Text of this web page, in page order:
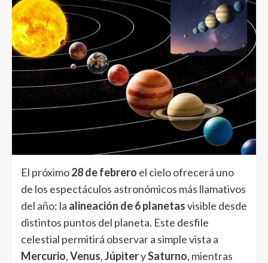
El próximo28 de febrero el cielo ofrecerá uno
de los espectáculos astronómicos más llamativos
del año: la alineación de 6 planetasvisible desde
distintos puntos del planeta. Este desfile
celestial permitirá observar a simple vista a
Mercurio,Venus,JúpiterySaturno, mientras